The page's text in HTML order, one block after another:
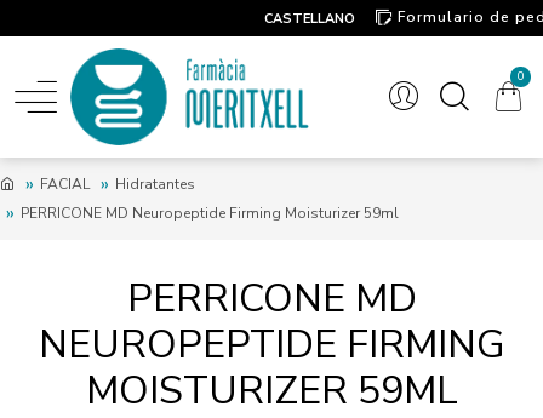
CASTELLANO
Formulario de
0
FACIAL
Hidratantes
PERRICONE MD Neuropeptide Firming Moisturizer 59ml
PERRICONE MD
NEUROPEPTIDE FIRMING
MOISTURIZER 59ML